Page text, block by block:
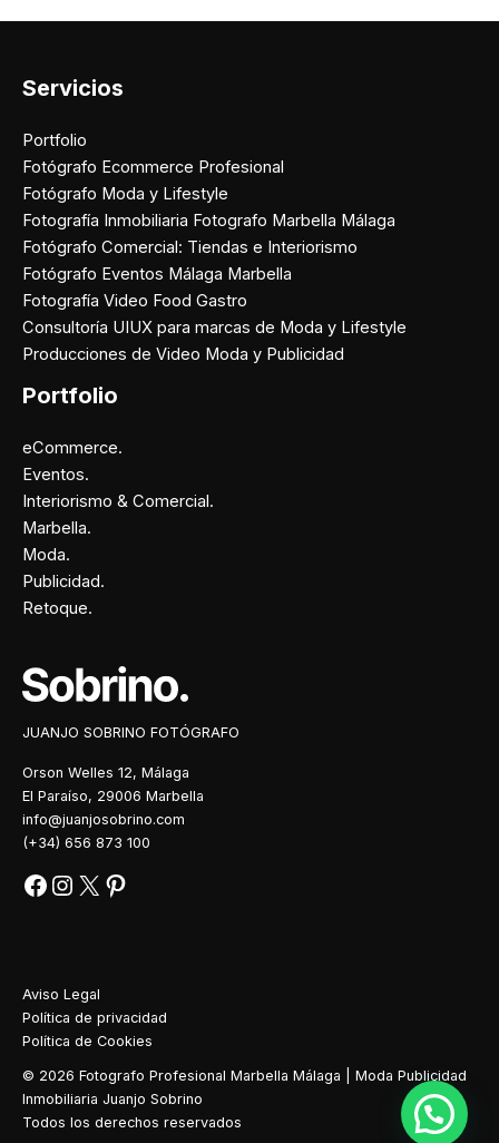
Servicios
Portfolio
Fotógrafo Ecommerce Profesional
Fotógrafo Moda y Lifestyle
Fotografía Inmobiliaria Fotografo Marbella Málaga
Fotógrafo Comercial: Tiendas e Interiorismo
Fotógrafo Eventos Málaga Marbella
Fotografía Video Food Gastro
Consultoría UIUX para marcas de Moda y Lifestyle
Producciones de Video Moda y Publicidad
Portfolio
eCommerce.
Eventos.
Interiorismo & Comercial.
Marbella.
Moda.
Publicidad.
Retoque.
JUANJO SOBRINO FOTÓGRAFO
Orson Welles 12, Málaga
El Paraíso, 29006 Marbella
info@juanjosobrino.com
(+34) 656 873 100
Aviso Legal
Política de privacidad
Política de Cookies
© 2026 Fotografo Profesional Marbella Málaga | Moda Publicidad
Inmobiliaria Juanjo Sobrino
Todos los derechos reservados